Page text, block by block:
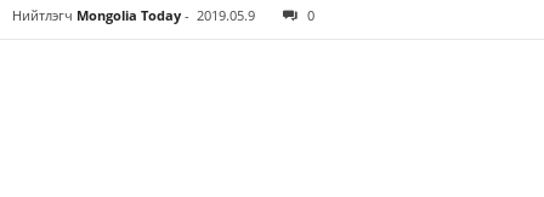
Нийтлэгч Mongolia Today - 2019.05.9 0